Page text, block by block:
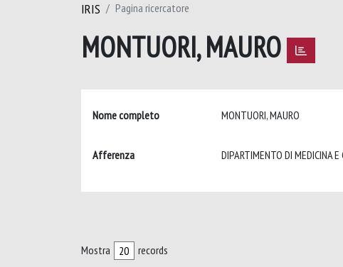
IRIS Pagina ricercatore
MONTUORI, MAURO
Nome completo MONTUORI, MAURO
Afferenza DIPARTIMENTO DI MEDICINA E
Mostra
records